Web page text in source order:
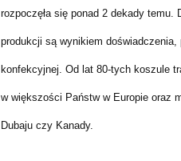
rozpoczęła się ponad 2 dekady
produkcji są wynikiem
konfekcyjnej. Od lat 80-tych koszule
w większości Państw w Europie oraz
Dubaju czy Kanady.